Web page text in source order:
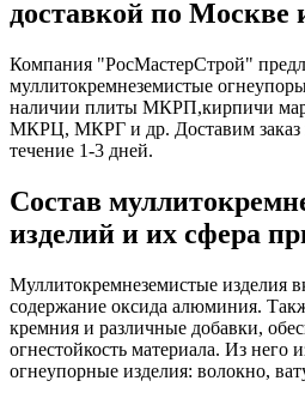
доставкой по Москве
Компания "РосМастерСтрой"
муллитокремнеземистые
наличии плиты МКРП,кирпичи
МКРЦ, МКРГ и др. Доставим заказ
течение 1-3 дней.
Состав
изделий и их сфера
Муллитокремнеземистые изделия
содержание оксида алюминия.
кремния и различные добавки,
огнестойкость материала. Из него
огнеупорные изделия: волокно,